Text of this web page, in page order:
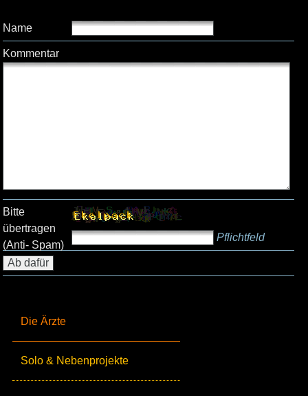
Die Ärzte
Solo & Nebenprojekte
Name
Kommentar
Bitte
übertragen
(Anti- Spam)
Pflichtfeld